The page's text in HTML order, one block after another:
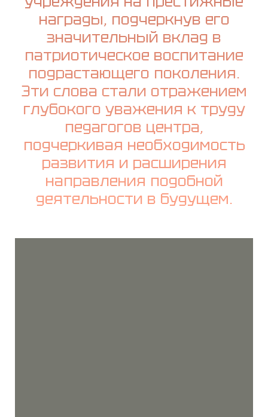
награды, подчеркнув его
значительный вклад в
патриотическое воспитание
подрастающего поколения.
Эти слова стали отражением
глубокого уважения к труду
педагогов центра,
подчеркивая необходимость
развития и расширения
направления подобной
деятельности в будущем.